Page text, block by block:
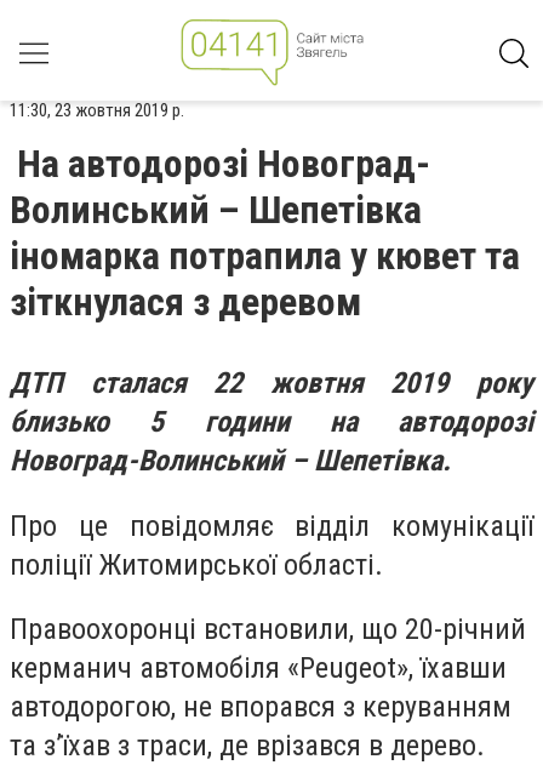
11:30, 23 жовтня 2019 р.
На автодорозі Новоград-
Волинський – Шепетівка
іномарка потрапила у кювет та
зіткнулася з деревом
ДТП сталася 22 жовтня 2019 року
близько 5 години на автодорозі
Новоград-Волинський – Шепетівка.
Про це повідомляє відділ комунікації
поліції Житомирської області.
Правоохоронці встановили, що 20-річний
керманич автомобіля «Peugeot», їхавши
автодорогою, не впорався з керуванням
та з’їхав з траси, де врізався в дерево.